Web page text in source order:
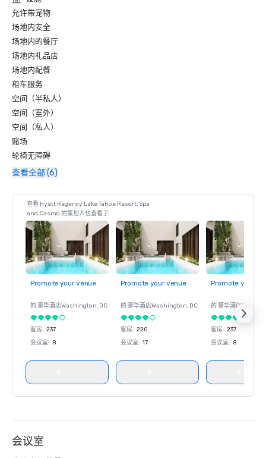
允许带宠物
场地内安全
场地内的餐厅
场地内礼品店
场地内配餐
租车服务
空间（半私人）
空间（室外）
空间（私人）
赌场
轮椅无障碍
查看全部 (6)
查看 Hyatt Regency Lake Tahoe Resort, Spa
and Casino 的策划人也查看了
Promote your venue
的 豪华酒店Washington, DC
客房: 237
会议室: 8
Promote your venue
的 豪华酒店Washington, DC
客房: 220
会议室: 17
Promote your
的 豪华酒店
客房: 237
会议室: 8
会议室